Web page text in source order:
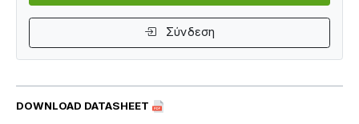
DOWNLOAD DATASHEET
Σύνδεση